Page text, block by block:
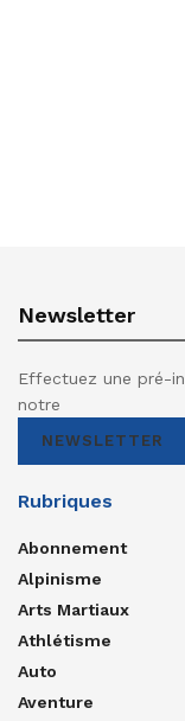
Newsletter
Effectuez une pré-
notre
NEWSLETTER
Rubriques
Abonnement
Alpinisme
Arts Martiaux
Athlétisme
Auto
Aventure